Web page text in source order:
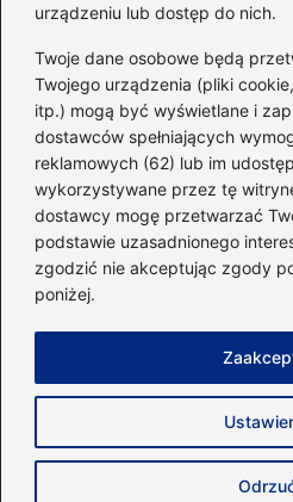
urządzeniu lub dostęp do nich.
Twoje dane osobowe będą
Twojego urządzenia (pliki
itp.) mogą być wyświetlane i
dostawców spełniających
reklamowych (62) lub im
wykorzystywane przez tę
dostawcy mogę przetwarzać
podstawie uzasadnionego
zgodzić nie akceptując zgody
poniżej.
Dieta i kalorie(221)
Fitness(236)
Siłownia(101)
Sport(60)
Sprzęt i akcesoria(25)
Suplementy(38)
Copyright ©
Zasady
Napisz do nas